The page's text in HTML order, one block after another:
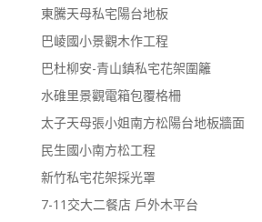
東騰天母私宅陽台地板
巴崚國小景觀木作工程
巴杜柳安-青山鎮私宅花架圍籬
水碓里景觀電箱包覆格柵
太子天母張小姐南方松陽台地板牆面
民生國小南方松工程
新竹私宅花架採光罩
7-11交大二餐店 戶外木平台